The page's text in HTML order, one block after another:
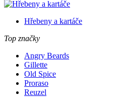
Hřebeny a kartáče
Top značky
Angry Beards
Gillette
Old Spice
Proraso
Reuzel